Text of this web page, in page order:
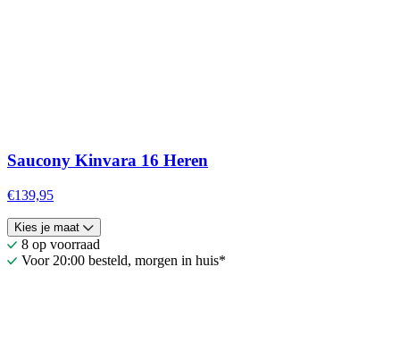
Saucony Kinvara 16 Heren
€139,95
Kies je maat
8 op voorraad
Voor 20:00 besteld, morgen in huis*